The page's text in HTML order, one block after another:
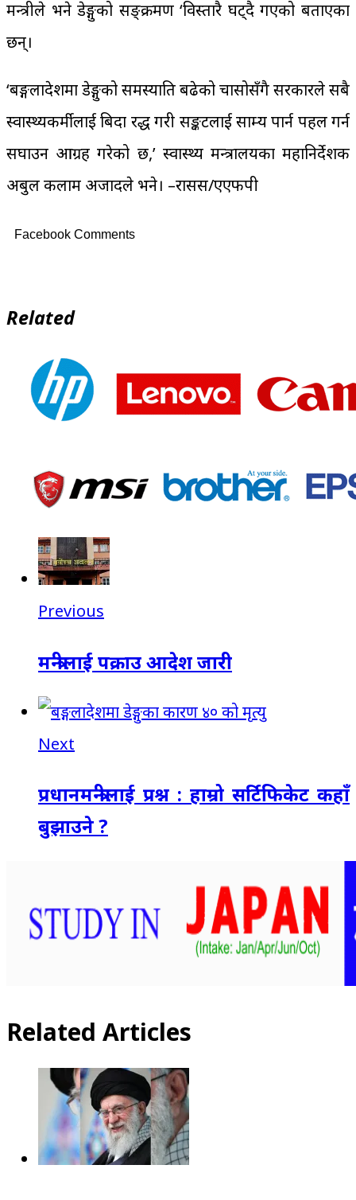
मन्त्रीले भने डेङ्गुको सङ्क्रमण ‘विस्तारै घट्दै गएको बताएका
छन्।
‘बङ्गलादेशमा डेङ्गुको समस्याप्रति बढेको चासोसँगै सरकारले सबै
स्वास्थ्यकर्मीलाई बिदा रद्ध गरी सङ्कटलाई साम्य पार्न पहल गर्न
सघाउन आग्रह गरेको छ,’ स्वास्थ्य मन्त्रालयका महानिर्देशक
अबुल कलाम अजादले भने। –रासस/एएफपी
Facebook Comments
Related
Previous
मन्त्रीलाई पक्राउ आदेश जारी
Next
प्रधानमन्त्रीलाई प्रश्न : हाम्रो सर्टिफिकेट कहाँ
बुझाउने ?
Related Articles